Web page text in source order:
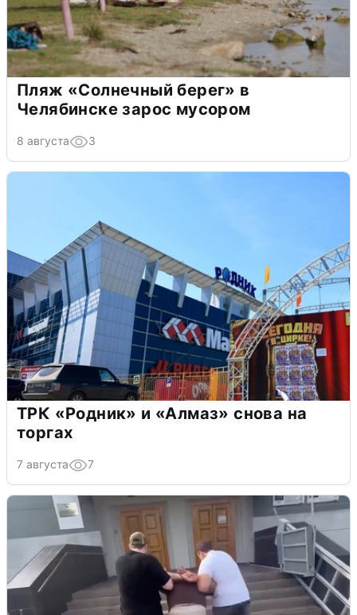
Пляж «Солнечный берег» в
Челябинске зарос мусором
8 августа 3
ТРК «Родник» и «Алмаз» снова на
торгах
7 августа 7